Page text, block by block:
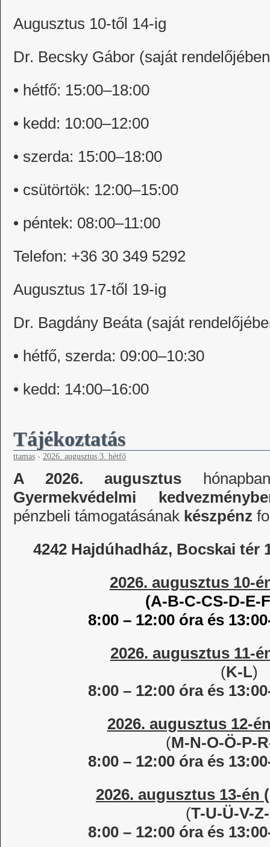
Augusztus 10-től 14-ig
Dr. Becsky Gábor (saját
• hétfő: 15:00–18:00
• kedd: 10:00–12:00
• szerda: 15:00–18:00
• csütörtök: 12:00–15:00
• péntek: 08:00–11:00
Telefon: +36 30 349 5292
Augusztus 17-től 19-ig
Dr. Bagdány Beáta (saját
• hétfő, szerda: 09:00–10:30
• kedd: 14:00–16:00
Tájékoztatás
ttamas - 2026. augusztus 3. hétfő
A 2026. augusztus
Gyermekvédelmi
pénzbeli támogatásának készpénz
4242 Hajdúhadház, Bocskai tér
2026. augusztus
(A-B-C-CS-D-E-
8:00 – 12:00 óra és
2026. augusztus 11-
(K-L)
8:00 – 12:00 óra és
2026. augusztus 12-
(M-N-O-Ö-P-
8:00 – 12:00 óra és
2026. augusztus 13-én
(T-U-Ü-V-
8:00 – 12:00 óra és